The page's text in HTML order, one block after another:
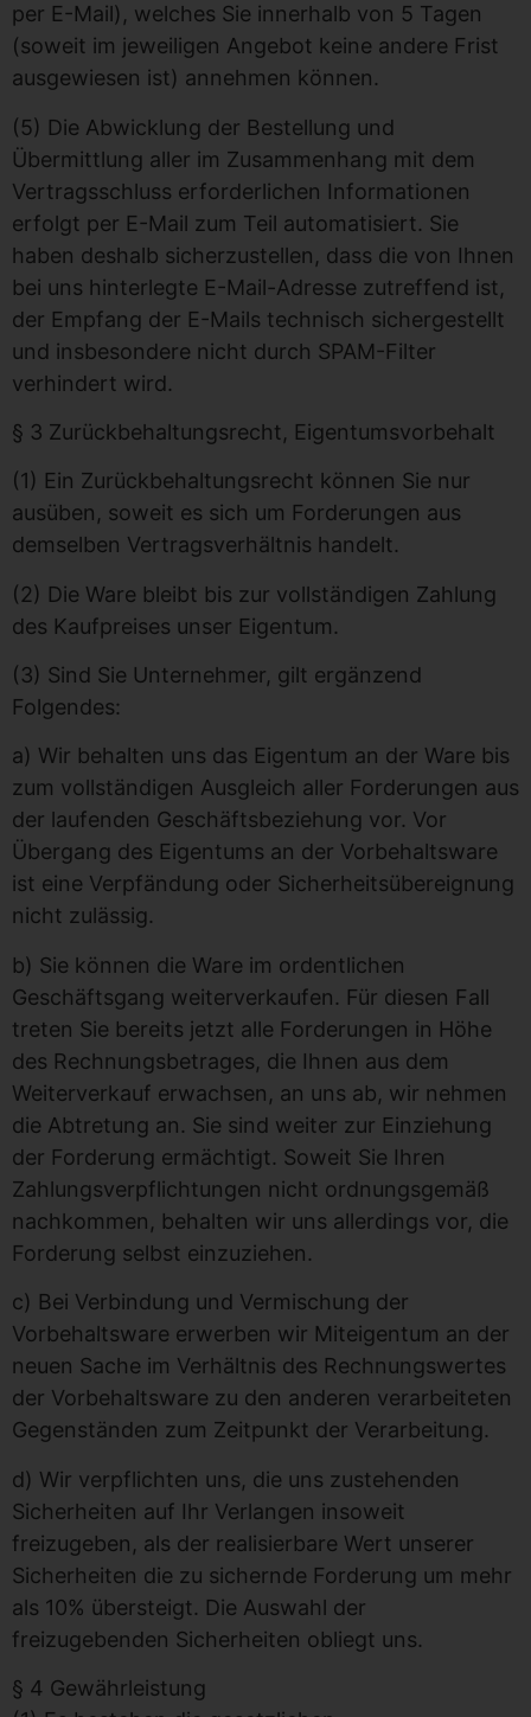
per E-Mail), welches Sie innerhalb von 5 Tagen
(soweit im jeweiligen Angebot keine andere Frist
ausgewiesen ist) annehmen können.
(5) Die Abwicklung der Bestellung und
Übermittlung aller im Zusammenhang mit dem
Vertragsschluss erforderlichen Informationen
erfolgt per E-Mail zum Teil automatisiert. Sie
haben deshalb sicherzustellen, dass die von Ihnen
bei uns hinterlegte E-Mail-Adresse zutreffend ist,
der Empfang der E-Mails technisch sichergestellt
und insbesondere nicht durch SPAM-Filter
verhindert wird.
§ 3 Zurückbehaltungsrecht, Eigentumsvorbehalt
(1) Ein Zurückbehaltungsrecht können Sie nur
ausüben, soweit es sich um Forderungen aus
demselben Vertragsverhältnis handelt.
(2) Die Ware bleibt bis zur vollständigen Zahlung
des Kaufpreises unser Eigentum.
(3) Sind Sie Unternehmer, gilt ergänzend
Folgendes:
a) Wir behalten uns das Eigentum an der Ware bis
zum vollständigen Ausgleich aller Forderungen aus
der laufenden Geschäftsbeziehung vor. Vor
Übergang des Eigentums an der Vorbehaltsware
ist eine Verpfändung oder Sicherheitsübereignung
nicht zulässig.
b) Sie können die Ware im ordentlichen
Geschäftsgang weiterverkaufen. Für diesen Fall
treten Sie bereits jetzt alle Forderungen in Höhe
des Rechnungsbetrages, die Ihnen aus dem
Weiterverkauf erwachsen, an uns ab, wir nehmen
die Abtretung an. Sie sind weiter zur Einziehung
der Forderung ermächtigt. Soweit Sie Ihren
Zahlungsverpflichtungen nicht ordnungsgemäß
nachkommen, behalten wir uns allerdings vor, die
Forderung selbst einzuziehen.
c) Bei Verbindung und Vermischung der
Vorbehaltsware erwerben wir Miteigentum an der
neuen Sache im Verhältnis des Rechnungswertes
der Vorbehaltsware zu den anderen verarbeiteten
Gegenständen zum Zeitpunkt der Verarbeitung.
d) Wir verpflichten uns, die uns zustehenden
Sicherheiten auf Ihr Verlangen insoweit
freizugeben, als der realisierbare Wert unserer
Sicherheiten die zu sichernde Forderung um mehr
als 10% übersteigt. Die Auswahl der
freizugebenden Sicherheiten obliegt uns.
§ 4 Gewährleistung